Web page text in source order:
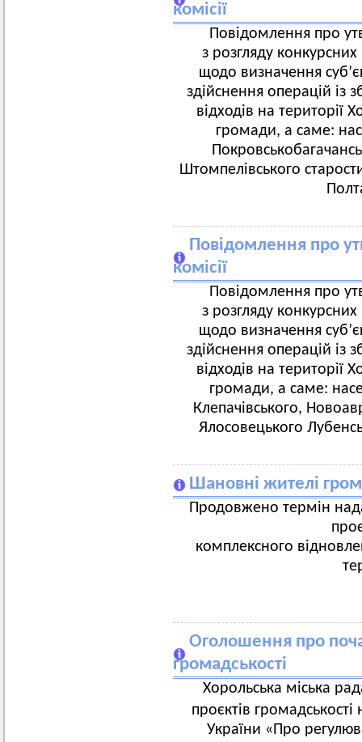
комісії
Повідомлення про
з розгляду
щодо визначення
здійснення операцій із
відходів на території
громади, а саме:
Штомпелівського
Повідомлення про
комісії
Повідомлення про
з розгляду
щодо визначення
здійснення операцій із
відходів на території
громади, а саме:
Клепачівського,
Ялосовецького
Шановні жителі
Продовжено термін
комплексного
Оголошення про
громадськості
Хорольська міська
проєктів
України «Про